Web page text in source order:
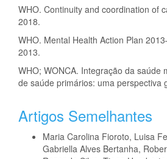
WHO. Continuity and coordination of
2018.
WHO. Mental Health Action Plan
2013.
WHO; WONCA. Integração da saúde
de saúde primários: uma perspectiva
Artigos Semelhantes
Maria Carolina Fioroto, Luisa
Gabriella Alves Bertanha,